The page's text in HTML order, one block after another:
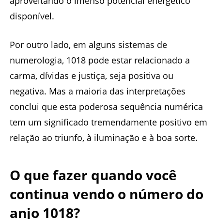
disponível.
Por outro lado, em alguns sistemas de
numerologia, 1018 pode estar relacionado a
carma, dívidas e justiça, seja positiva ou
negativa. Mas a maioria das interpretações
conclui que esta poderosa sequência numérica
tem um significado tremendamente positivo em
relação ao triunfo, à iluminação e à boa sorte.
O que fazer quando você
continua vendo o número do
anjo 1018?